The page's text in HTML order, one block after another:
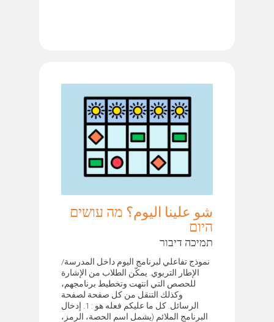
شو علينا اليوم؟ מה עושים
היום
תמיכה דיבור
نموذج تفاعلي لبرنامج اليوم داخل المدرسة/
الإطار التربوي. يمكّن الطلاب من الإشارة
للحصص التي انتهت وتخطيط برنامجهم،
وكذلك التنقل من كل صفحة لصفحة
الرسائل. كل ما عليكم فعله هو : 1. إدخال
البرنامج الملائم (يشمل اسم الحصة، الرمز،